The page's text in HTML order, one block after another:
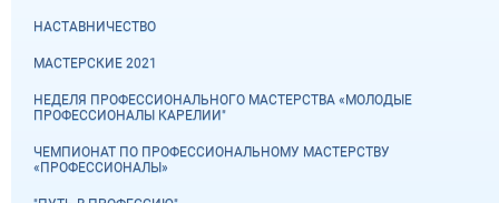
НАСТАВНИЧЕСТВО
МАСТЕРСКИЕ 2021
НЕДЕЛЯ ПРОФЕССИОНАЛЬНОГО МАСТЕРСТВА «МОЛОДЫЕ
ПРОФЕССИОНАЛЫ КАРЕЛИИ"
ЧЕМПИОНАТ ПО ПРОФЕССИОНАЛЬНОМУ МАСТЕРСТВУ
«ПРОФЕССИОНАЛЫ»